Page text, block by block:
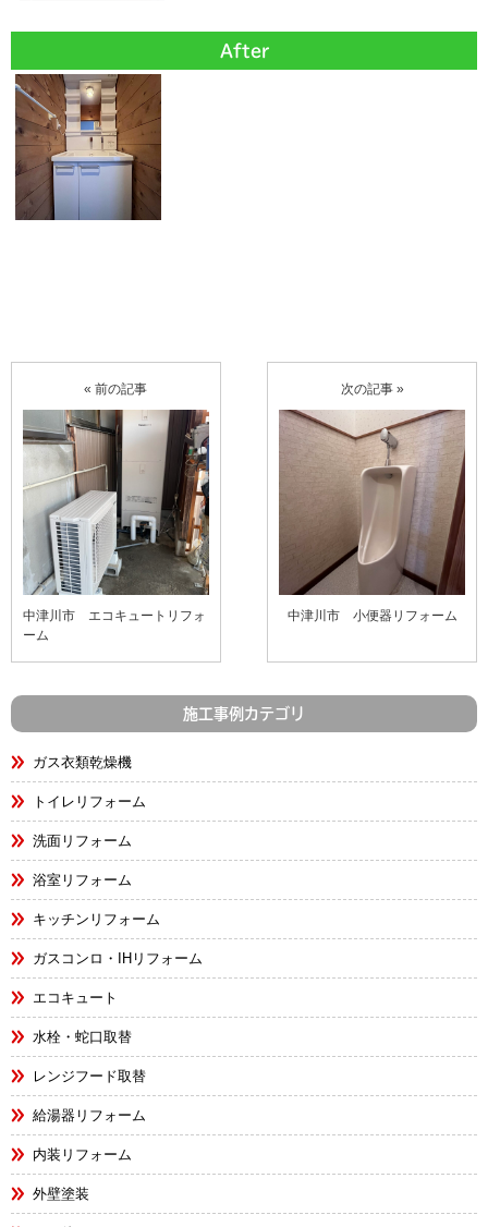
After
« 前の記事
中津川市 エコキュートリフォ
ーム
次の記事 »
中津川市 小便器リフォーム
施工事例カテゴリ
ガス衣類乾燥機
トイレリフォーム
洗面リフォーム
浴室リフォーム
キッチンリフォーム
ガスコンロ・IHリフォーム
エコキュート
水栓・蛇口取替
レンジフード取替
給湯器リフォーム
内装リフォーム
外壁塗装